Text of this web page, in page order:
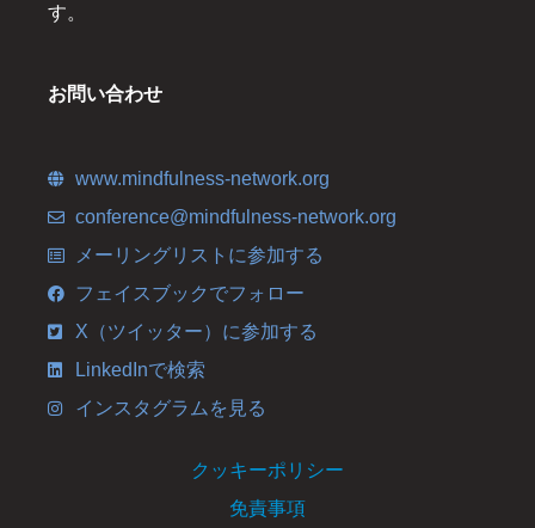
す。
お問い合わせ
www.mindfulness-network.org
conference@mindfulness-network.org
メーリングリストに参加する
フェイスブックでフォロー
X（ツイッター）に参加する
LinkedInで検索
インスタグラムを見る
クッキーポリシー
免責事項